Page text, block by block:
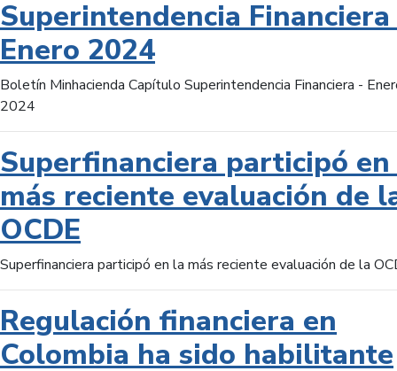
Superintendencia
Enero 2024
Boletín Minhacienda Capítulo Superintendencia Financiera -
2024
Superfinanciera participó
más reciente evaluación de
OCDE
Superfinanciera participó en la más reciente evaluación de la
Regulación financiera en
Colombia ha sido habilitante